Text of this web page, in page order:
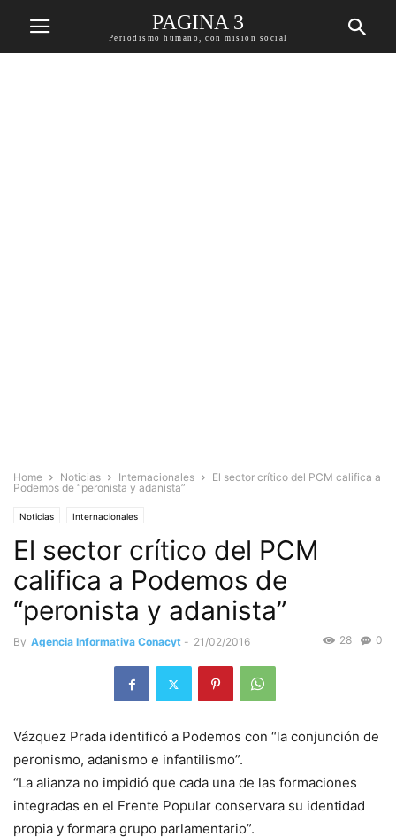
PAGINA 3
Periodismo humano, con mision social
Home Noticias Internacionales
El sector crítico del PCM califica a
Podemos de “peronista y adanista”
Noticias Internacionales
El sector crítico del PCM
califica a Podemos de
“peronista y adanista”
By Agencia Informativa Conacyt - 21/02/2016 0
28
Vázquez Prada identificó a Podemos con “la conjunción de
peronismo, adanismo e infantilismo”.
“La alianza no impidió que cada una de las formaciones
integradas en el Frente Popular conservara su identidad
propia y formara grupo parlamentario”.